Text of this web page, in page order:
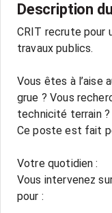
Description
CRIT recrute pour
travaux publics.
Vous êtes à l’aise
grue ? Vous
technicité terrain ?
Ce poste est fait
Votre quotidien :
Vous intervenez
pour :